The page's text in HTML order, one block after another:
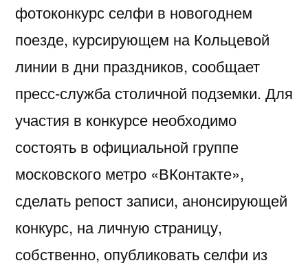
фотоконкурс селфи в новогоднем
поезде, курсирующем на Кольцевой
линии в дни праздников, сообщает
пресс-служба столичной подземки. Для
участия в конкурсе необходимо
состоять в официальной группе
московского метро «ВКонтакте»,
сделать репост записи, анонсирующей
конкурс, на личную страницу,
собственно, опубликовать селфи из